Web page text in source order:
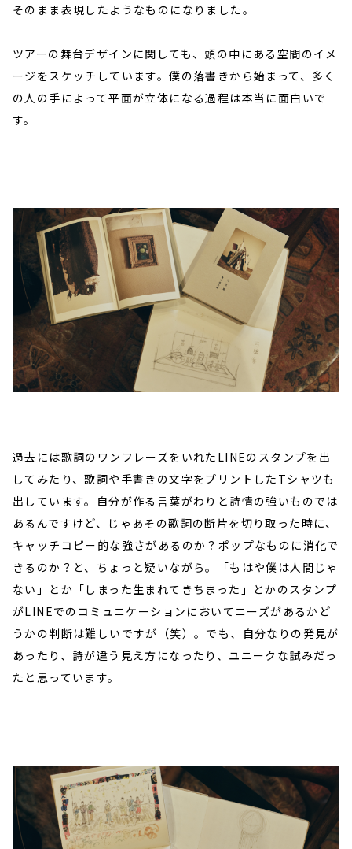
そのまま表現したようなものになりました。
ツアーの舞台デザインに関しても、頭の中にある空間のイメ
ージをスケッチしています。僕の落書きから始まって、多く
の人の手によって平面が立体になる過程は本当に面白いで
す。
過去には歌詞のワンフレーズをいれたLINEのスタンプを出
してみたり、歌詞や手書きの文字をプリントしたTシャツも
出しています。自分が作る言葉がわりと詩情の強いものでは
あるんですけど、じゃあその歌詞の断片を切り取った時に、
キャッチコピー的な強さがあるのか？ポップなものに消化で
きるのか？と、ちょっと疑いながら。「もはや僕は人間じゃ
ない」とか「しまった生まれてきちまった」とかのスタンプ
がLINEでのコミュニケーションにおいてニーズがあるかど
うかの判断は難しいですが（笑）。でも、自分なりの発見が
あったり、詩が違う見え方になったり、ユニークな試みだっ
たと思っています。